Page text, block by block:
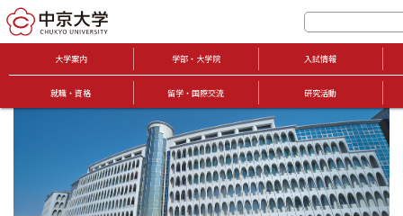
大学案内 学部・大学院 入試情報
就職・資格 留学・国際交流 研究活動